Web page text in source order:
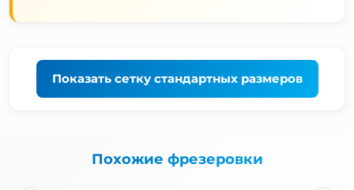
Показатьсетку стандартных размеров
Похожие фрезеровки